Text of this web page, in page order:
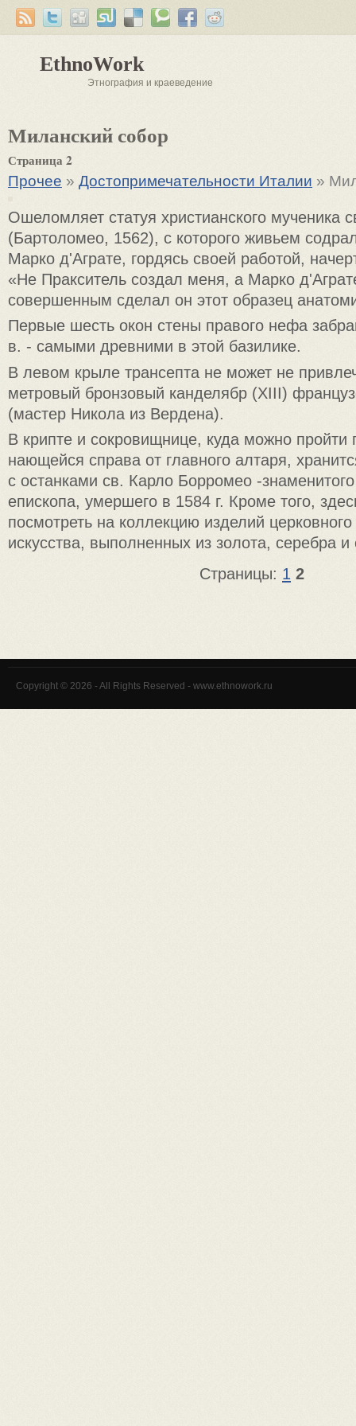
EthnoWork
Этнография и краеведение
Миланский собор
Страница 2
Прочее » Достопримечательности Италии »
Ошеломляет статуя христиан­ского мученика
(Бартоломео, 1562), с которого живьем
Марко д'Аграте, гордясь своей ра­ботой,
«Не Пракситель создал меня, а Марко
совершенным сделал он этот образец
Первые шесть окон стены пра­вого нефа
в. - самыми древними в этой базилике.
В левом крыле трансепта не может не
метровый бронзовый канде­лябр (XIII)
(мастер Никола из Вердена).
В крипте и сокровищнице, куда можно
нающейся справа от главного ал­таря,
с останками св. Карло Борромео -
епископа, умершего в 1584 г. Кро­ме того,
посмотреть на коллекцию изделий
искусства, выполнен­ных из золота, серебра и
Страницы: 1 2
Copyright © 2026 - All Rights Reserved - www.ethnowork.ru